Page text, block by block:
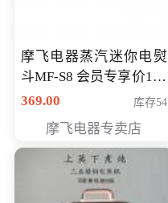
摩飞电器蒸汽迷你电熨
斗MF-S8 会员专享价168
元
369.00 库存54
摩飞电器专卖店